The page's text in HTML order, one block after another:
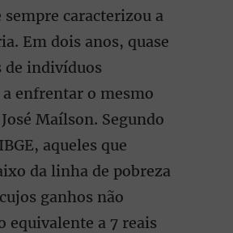
sempre caracterizou a
Em dois anos, quase
de indivíduos
a enfrentar o mesmo
Maílson. Segundo
aqueles que
da linha de pobreza
ganhos não
equivalente a 7 reais